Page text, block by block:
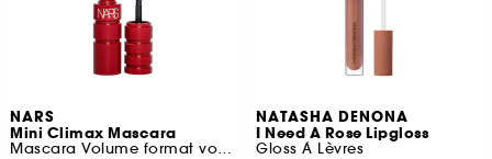
NARS
Mini Climax Mascara
Mascara Volume format voyage
NATASHA DENONA
I Need A Rose Lipgloss
Gloss À Lèvres